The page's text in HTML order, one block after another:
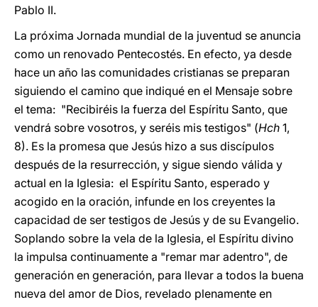
Pablo II.
La próxima Jornada mundial de la juventud se anuncia
como un renovado Pentecostés. En efecto, ya desde
hace un año las comunidades cristianas se preparan
siguiendo el camino que indiqué en el Mensaje sobre
el tema: "Recibiréis la fuerza del Espíritu Santo, que
vendrá sobre vosotros, y seréis mis testigos" (Hch 1,
8). Es la promesa que Jesús hizo a sus discípulos
después de la resurrección, y sigue siendo válida y
actual en la Iglesia: el Espíritu Santo, esperado y
acogido en la oración, infunde en los creyentes la
capacidad de ser testigos de Jesús y de su Evangelio.
Soplando sobre la vela de la Iglesia, el Espíritu divino
la impulsa continuamente a "remar mar adentro", de
generación en generación, para llevar a todos la buena
nueva del amor de Dios, revelado plenamente en